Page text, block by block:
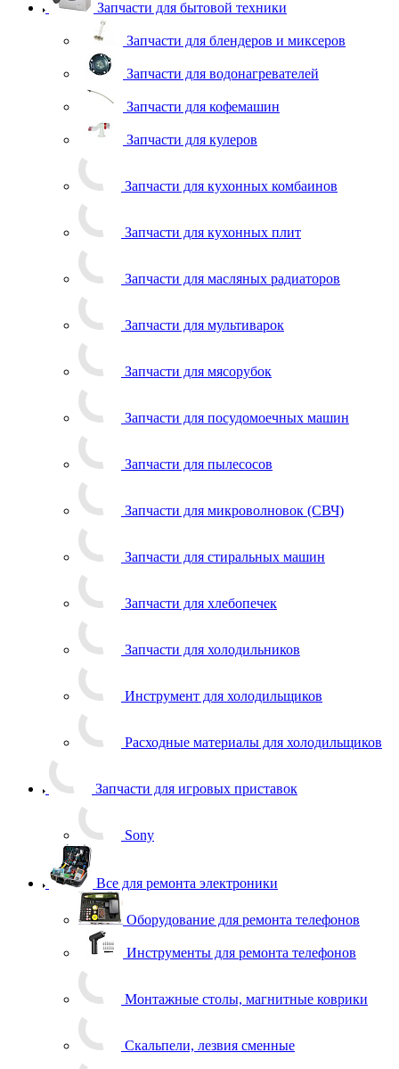
Запчасти для бытовой техники
Запчасти для блендеров и миксеров
Запчасти для водонагревателей
Запчасти для кофемашин
Запчасти для кулеров
Запчасти для кухонных комбаинов
Запчасти для кухонных плит
Запчасти для масляных радиаторов
Запчасти для мультиварок
Запчасти для мясорубок
Запчасти для посудомоечных машин
Запчасти для пылесосов
Запчасти для микроволновок (СВЧ)
Запчасти для стиральных машин
Запчасти для хлебопечек
Запчасти для холодильников
Инструмент для холодильщиков
Расходные материалы для холодильщиков
Запчасти для игровых приставок
Sony
Все для ремонта электроники
Оборудование для ремонта телефонов
Инструменты для ремонта телефонов
Монтажные столы, магнитные коврики
Скальпели, лезвия сменные